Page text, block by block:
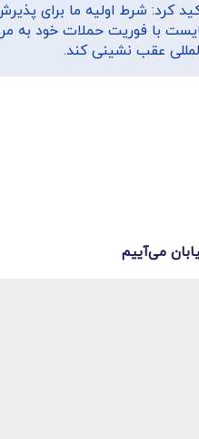
کرد: شرط اولیه ما برای
با فوریت حملات خود به
عقب نشینی کند.